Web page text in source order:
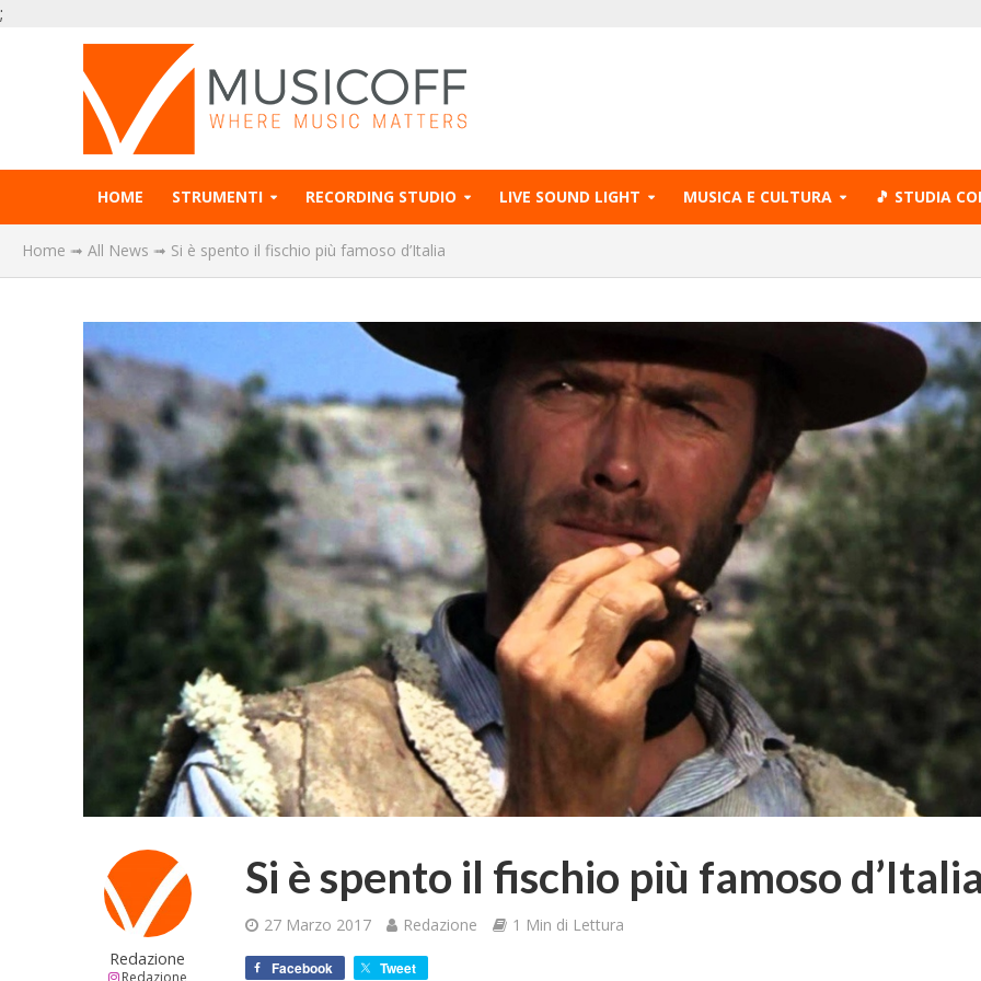
;
HOME STRUMENTI RECORDING STUDIO LIVE SOUND LIGHT MUSICA E CULTURA 🎵 STUDIA
Home ➟ All News ➟ Si è spento il fischio più famoso d’Italia
Redazione
Si è spento il fischio più famoso
27 Marzo 2017 Redazione 1 Min di Lettura
Facebook Tweet